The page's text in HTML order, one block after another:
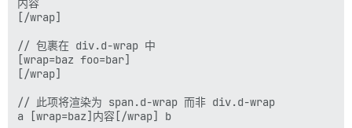
内容
[/wrap]
// 包裹在 div.d-wrap 中
[wrap=baz foo=bar]
[/wrap]
// 此项将渲染为 span.d-wrap 而非 div.d-wrap